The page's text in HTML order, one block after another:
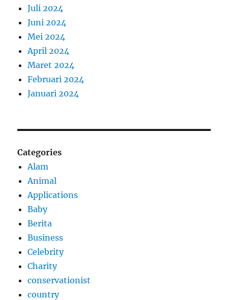
Juli 2024
Juni 2024
Mei 2024
April 2024
Maret 2024
Februari 2024
Januari 2024
Categories
Alam
Animal
Applications
Baby
Berita
Business
Celebrity
Charity
conservationist
country